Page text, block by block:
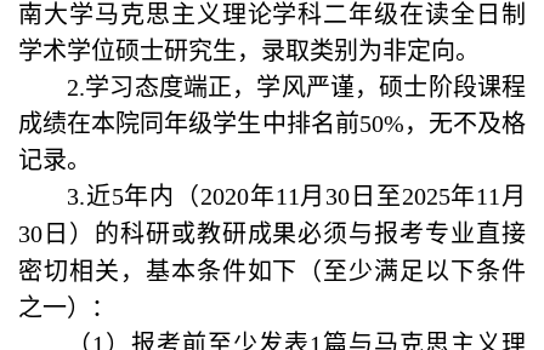
南大学马克思主义理论学科二年级在读全日制
学术学位硕士研究生， 录取类别为非定向。
2.学习态度端正，学风严谨，硕士阶段课程
成绩在本院同年级学生中排名前50%，无不及格
记录。
3.近5年内 （2020年11 月 30 日至2025年11 月
30 日 ） 的科研或教研成果必须与报考专业直接
密切相关，基本条件如下
（ 至少满足以下条件
之一）：
（1 ）报考前至少发表1篇与马克思主义理